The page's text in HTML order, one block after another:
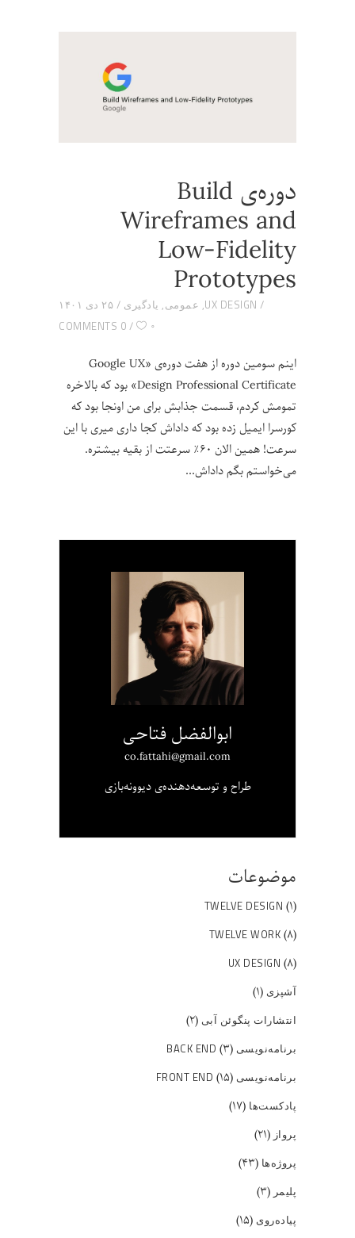
دوره‌ی Build
Wireframes and
Low-Fidelity
Prototypes
۲۵ دی ۱۴۰۱ UX DESIGN
, عمومی, یادگیری
0 COMMENTS
۰
اینم سومین دوره از هفت دوره‌ی «Google UX
Design Professional Certificate» بود که بالاخره
تمومش کردم، قسمت جذابش برای من اونجا بود که
کورسرا ایمیل زده بود که داداش کجا داری میری با این
سرعت! همین الان ۶۰٪ سرعتت از بقیه بیشتره.
می‌خواستم بگم داداش
ابوالفضل فتاحی
co.fattahi@gmail.com
طراح و توسعه‌دهنده‌ی دیوونه‌بازی
موضوعات
TWELVE DESIGN (۱)
TWELVE WORK (۸)
UX DESIGN (۸)
آشپزی (۱)
انتشارات پنگوئن آبی (۲)
برنامه‌نویسی BACK END (۳)
برنامه‌نویسی FRONT END (۱۵)
پادکست‌ها (۱۷)
پرواز (۲۱)
پروژه‌ها (۴۳)
پلیمر (۳)
پیاده‌روی (۱۵)